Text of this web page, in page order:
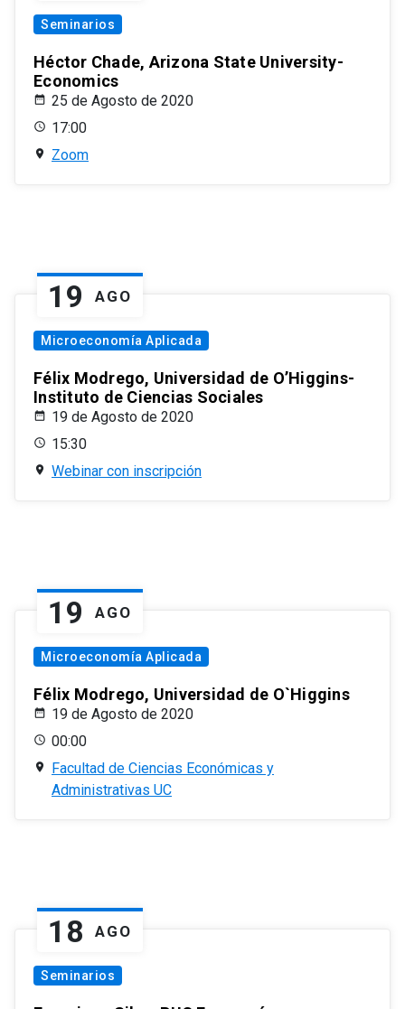
Seminarios
Héctor Chade, Arizona State University-
Economics
25 de Agosto de 2020
17:00
Zoom
19 AGO
Microeconomía Aplicada
Félix Modrego, Universidad de O’Higgins-
Instituto de Ciencias Sociales
19 de Agosto de 2020
15:30
Webinar con inscripción
19 AGO
Microeconomía Aplicada
Félix Modrego, Universidad de O`Higgins
19 de Agosto de 2020
00:00
Facultad de Ciencias Económicas y
Administrativas UC
18 AGO
Seminarios